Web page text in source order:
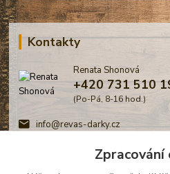
Kontakty
Renata Shonová
+420 731 510
(Po-Pá, 8-16 hod.)
info@revas-darky.cz
Zpracování